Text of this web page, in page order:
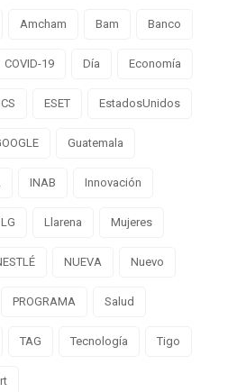
Amcham Bam Banco
COVID-19 Día Economía
ESET EstadosUnidos
Guatemala
INAB Innovación
LG Llarena Mujeres
NUEVA Nuevo
PROGRAMA Salud
TAG Tecnología Tigo